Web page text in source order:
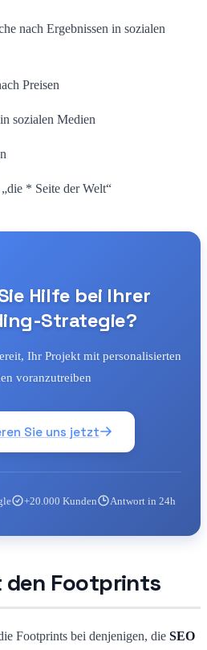
nach Ergebnissen in sozialen
Preisen
sozialen Medien
* Seite der Welt“
Hilfe bei Ihrer
Strategie?
Ihr Projekt mit personalisierten
voranzutreiben
Sie uns jetzt
+20.000 Kunden Antwort in 24h
den Footprints
Footprints bei denjenigen, die SEO